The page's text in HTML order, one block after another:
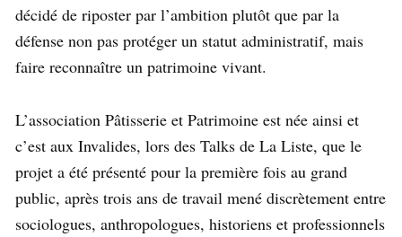
décidé de riposter par l’ambition plutôt que par la
défense non pas protéger un statut administratif, mais
faire reconnaître un patrimoine vivant.
L’association Pâtisserie et Patrimoine est née ainsi et
c’est aux Invalides, lors des Talks de La Liste, que le
projet a été présenté pour la première fois au grand
public, après trois ans de travail mené discrètement entre
sociologues, anthropologues, historiens et professionnels